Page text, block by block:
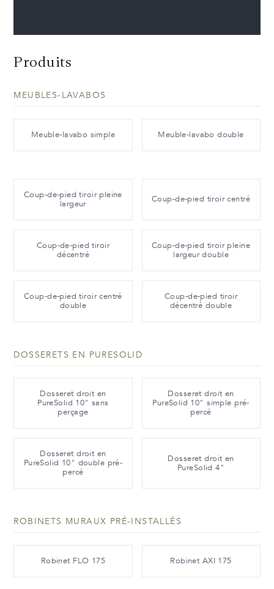
Produits
MEUBLES-LAVABOS
Meuble-lavabo simple Meuble-lavabo double
Coup-de-pied tiroir pleine
largeur
Coup-de-pied tiroir centré
Coup-de-pied tiroir
décentré
Coup-de-pied tiroir pleine
largeur double
Coup-de-pied tiroir centré
double
Coup-de-pied tiroir
décentré double
DOSSERETS EN PURESOLID
Dosseret droit en
PureSolid 10" sans
perçage
Dosseret droit en
PureSolid 10" simple pré-
percé
Dosseret droit en
PureSolid 10" double pré-
percé
Dosseret droit en
PureSolid 4"
ROBINETS MURAUX PRÉ-INSTALLÉS
Robinet FLO 175 Robinet AXI 175